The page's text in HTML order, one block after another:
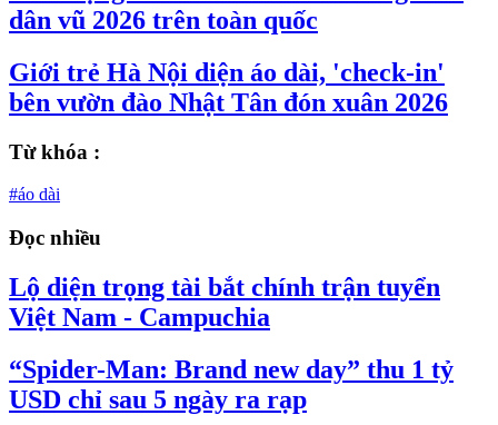
dân vũ 2026 trên toàn quốc
Giới trẻ Hà Nội diện áo dài, 'check-in'
bên vườn đào Nhật Tân đón xuân 2026
Từ khóa :
#áo dài
Đọc nhiều
Lộ diện trọng tài bắt chính trận tuyển
Việt Nam - Campuchia
“Spider-Man: Brand new day” thu 1 tỷ
USD chỉ sau 5 ngày ra rạp